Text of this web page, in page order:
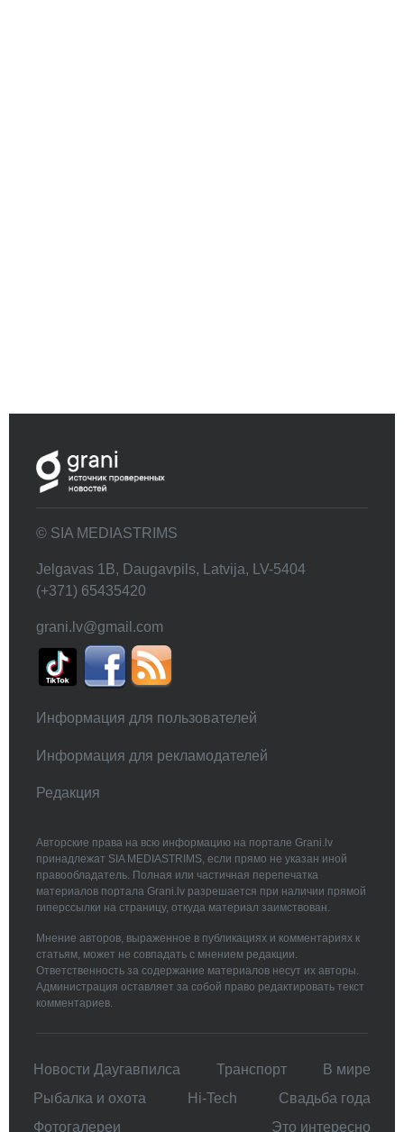
© SIA MEDIASTRIMS
Jelgavas 1B, Daugavpils, Latvija, LV-5404
(+371) 65435420
grani.lv@gmail.com
Информация для пользователей
Информация для рекламодателей
Редакция
Авторские права на всю информацию на портале Grani.lv
принадлежат SIA MEDIASTRIMS, если прямо не указан иной
правообладатель. Полная или частичная перепечатка
материалов портала Grani.lv разрешается при наличии прямой
гиперссылки на страницу, откуда материал заимствован.
Мнение авторов, выраженное в публикациях и комментариях к
статьям, может не совпадать с мнением редакции.
Ответственность за содержание материалов несут их авторы.
Администрация оставляет за собой право редактировать текст
комментариев.
Новости Даугавпилса Транспорт
В мире
Рыбалка и охота
Hi-Tech
Свадьбa года
Фотогалереи
Это интересно